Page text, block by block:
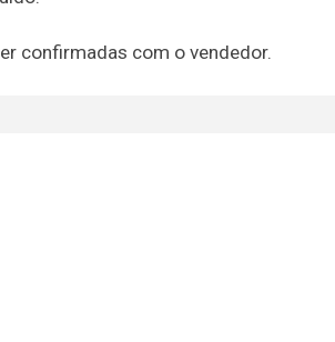
confirmadas com o vendedor.